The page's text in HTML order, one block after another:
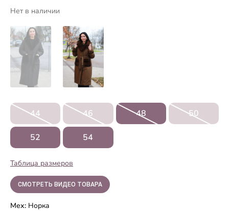
Нет в наличии
44 46 48 50
52 54
Таблица размеров
СМОТРЕТЬ ВИДЕО ТОВАРА
Мех: Норка